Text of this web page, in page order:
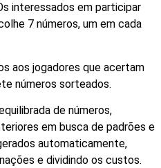
interessados em participar
7 números, um em cada
aos jogadores que acertam
números sorteados.
de números,
em busca de padrões e
automaticamente,
e dividindo os custos.